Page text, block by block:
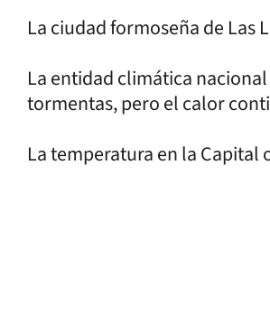
La ciudad formoseña de Las
La entidad climática
tormentas, pero el calor
La temperatura en la Capital